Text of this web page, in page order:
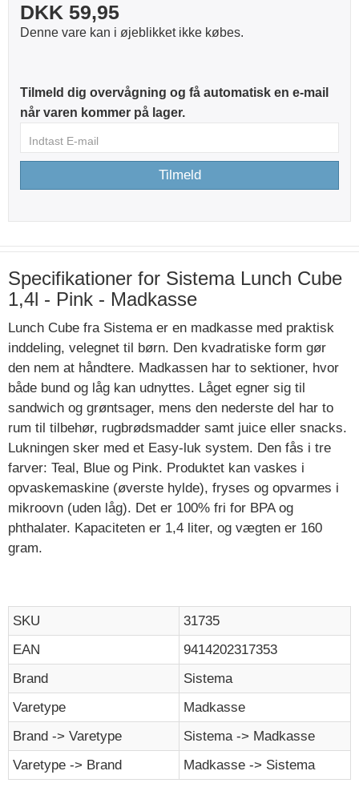
DKK 59,95
Denne vare kan i øjeblikket ikke købes.
Tilmeld dig overvågning og få automatisk en e-mail
når varen kommer på lager.
Tilmeld
Specifikationer for Sistema Lunch Cube
1,4l - Pink - Madkasse
Lunch Cube fra Sistema er en madkasse med praktisk
inddeling, velegnet til børn. Den kvadratiske form gør
den nem at håndtere. Madkassen har to sektioner, hvor
både bund og låg kan udnyttes. Låget egner sig til
sandwich og grøntsager, mens den nederste del har to
rum til tilbehør, rugbrødsmadder samt juice eller snacks.
Lukningen sker med et Easy-luk system. Den fås i tre
farver: Teal, Blue og Pink. Produktet kan vaskes i
opvaskemaskine (øverste hylde), fryses og opvarmes i
mikroovn (uden låg). Det er 100% fri for BPA og
phthalater. Kapaciteten er 1,4 liter, og vægten er 160
gram.
SKU
31735
EAN
9414202317353
Brand
Sistema
Varetype
Madkasse
Brand -> Varetype
Sistema -> Madkasse
Varetype -> Brand
Madkasse -> Sistema